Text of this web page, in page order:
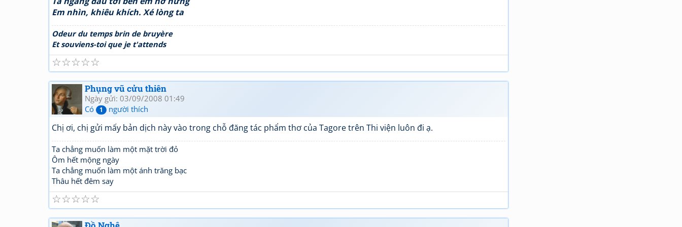
Em nhìn, khiêu khích. Xé lòng ta
Odeur du temps brin de bruyère
Et souviens-toi que je t'attends
☆
☆
☆
☆
☆
Phụng vũ cửu thiên
Ngày gửi: 03/09/2008 01:49
Có
1 người thích
Chị ơi, chị gửi mấy bản dịch này vào trong chỗ đăng tác phẩm thơ của Tagore trên Thi viện luôn đi ạ.
Ta chẳng muốn làm một mặt trời đỏ
Ôm hết mộng ngày
Ta chẳng muốn làm một ánh trăng bạc
Thâu hết đêm say
☆
☆
☆
☆
☆